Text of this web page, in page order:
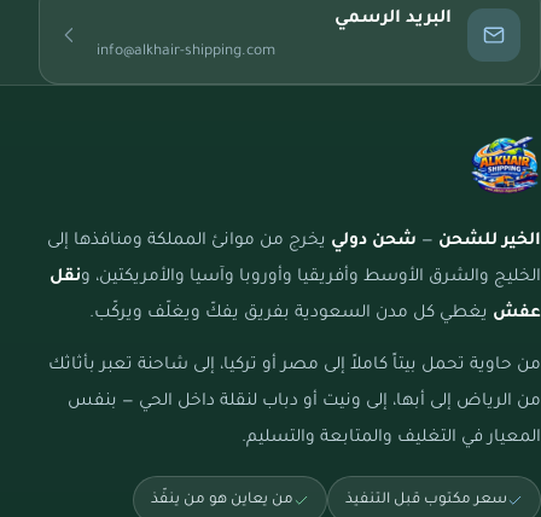
البريد الرسمي
info@alkhair-shipping.com
الخير للشحن — شحن دولي يخرج من موانئ المملكة ومنافذها إلى
الخليج والشرق الأوسط وأفريقيا وأوروبا وآسيا والأمريكتين، ونقل
عفش يغطي كل مدن السعودية بفريق يفكّ ويغلّف ويركّب.
من حاوية تحمل بيتاً كاملاً إلى مصر أو تركيا، إلى شاحنة تعبر بأثاثك
من الرياض إلى أبها، إلى ونيت أو دباب لنقلة داخل الحي — بنفس
المعيار في التغليف والمتابعة والتسليم.
سعر مكتوب قبل التنفيذ من يعاين هو من ينفّذ